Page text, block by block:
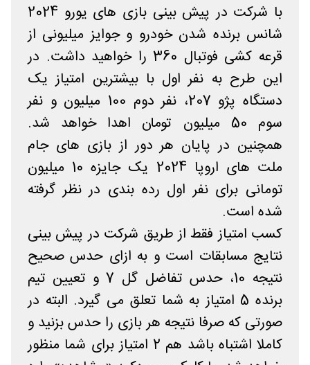
با شرکت در پیش بینی بازی های یورو 2024
شانس برنده شدن خودرو و جوایز میلیونی از
قرعه کشی فوتبال 360 را خواهید داشت. در
این طرح به نفر اول با بیشترین امتیاز یک
دستگاه پژو 207، نفر دوم 100 میلیون و نفر
سوم 50 میلیون تومان اهدا خواهد شد.
همچنین در پایان هر دور از بازی های جام
ملت های اروپا 2024 یک جایزه 10 میلیون
تومانی برای نفر اول رده بندی در نظر گرفته
شده است.
کسب امتیاز فقط از طریق شرکت در پیش بینی
نتایج مسابقات است و به ازای حدس صحیح
نتیجه 10، حدس تفاضل گل 7 و تعیین تیم
برنده 5 امتیاز به شما تعلق می گیرد. البته در
صورتی که صرفا نتیجه هر بازی را حدس بزنید و
کاملا اشتباه باشد هم 2 امتیاز برای شما منظور